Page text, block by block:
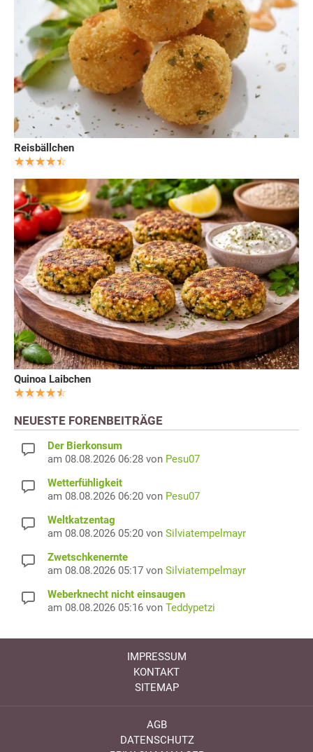
Reisbällchen
Quinoa Laibchen
NEUESTE FORENBEITRÄGE
Der Bierkonsum
am 08.08.2026 06:28 von Pesu07
Wetterfühligkeit
am 08.08.2026 06:20 von Pesu07
Weltkatzentag
am 08.08.2026 05:20 von Silviatempelmayr
Zwetschkenernte
am 08.08.2026 05:17 von Silviatempelmayr
Weberknecht nicht einsaugen
am 08.08.2026 05:16 von Teddypetzi
IMPRESSUM
KONTAKT
SITEMAP
AGB
DATENSCHUTZ